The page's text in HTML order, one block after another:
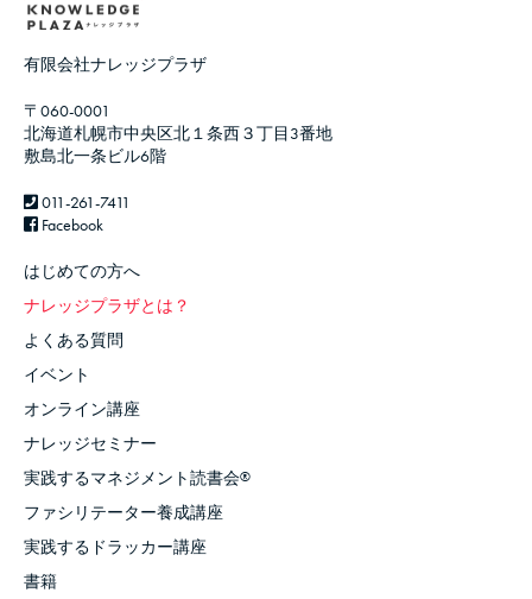
有限会社ナレッジプラザ
〒060-0001
北海道札幌市中央区北１条西３丁目3番地
敷島北一条ビル6階
011-261-7411
Facebook
はじめての方へ
ナレッジプラザとは？
よくある質問
イベント
オンライン講座
ナレッジセミナー
実践するマネジメント読書会®
ファシリテーター養成講座
実践するドラッカー講座
書籍